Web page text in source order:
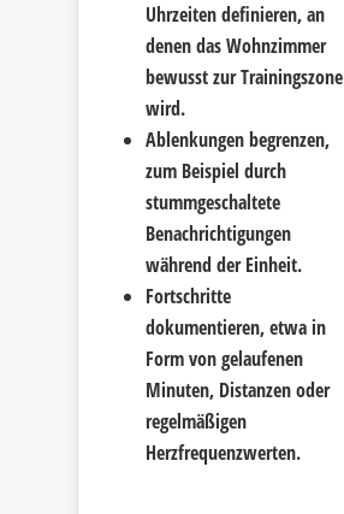
Uhrzeiten definieren, an
denen das Wohnzimmer
bewusst zur Trainingszone
wird.
Ablenkungen begrenzen,
zum Beispiel durch
stummgeschaltete
Benachrichtigungen
während der Einheit.
Fortschritte
dokumentieren, etwa in
Form von gelaufenen
Minuten, Distanzen oder
regelmäßigen
Herzfrequenzwerten.